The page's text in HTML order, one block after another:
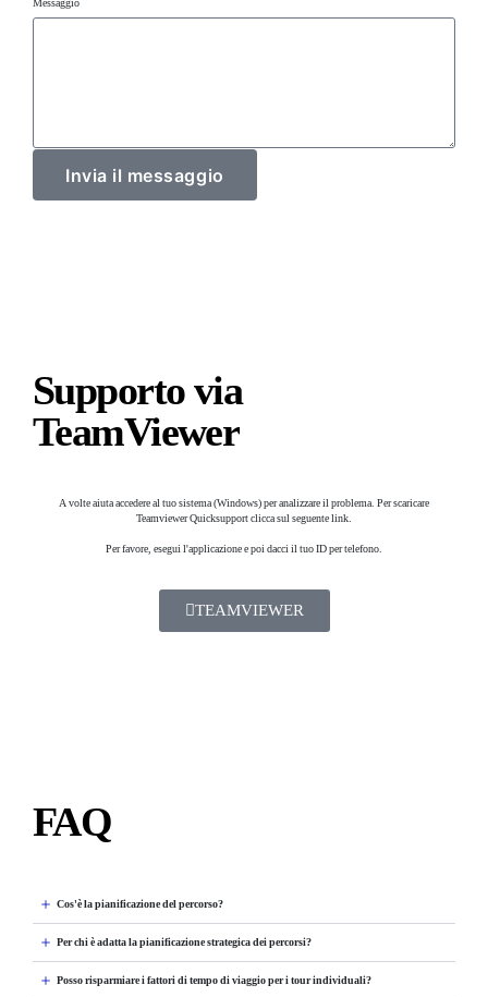
Messaggio
Invia il messaggio
Supporto via
TeamViewer
A volte aiuta accedere al tuo sistema (Windows) per analizzare il problema. Per scaricare
Teamviewer Quicksupport clicca sul seguente link.
Per favore, esegui l'applicazione e poi dacci il tuo ID per telefono.
TEAMVIEWER
FAQ
Cos'è la pianificazione del percorso?
Per chi è adatta la pianificazione strategica dei percorsi?
Posso risparmiare i fattori di tempo di viaggio per i tour individuali?